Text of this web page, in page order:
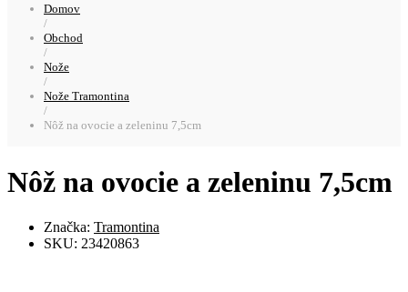
Domov
/
Obchod
/
Nože
/
Nože Tramontina
/
Nôž na ovocie a zeleninu 7,5cm
Nôž na ovocie a zeleninu 7,5cm
Značka: Tramontina
SKU: 23420863